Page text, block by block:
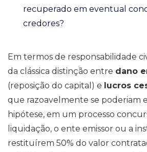
recuperado em eventual
credores?
Em termos de responsabilidade
da clássica distinção entre dano
(reposição do capital) e lucros
que razoavelmente se poderiam
hipótese, em um processo
liquidação, o ente emissor ou a
restituírem 50% do valor